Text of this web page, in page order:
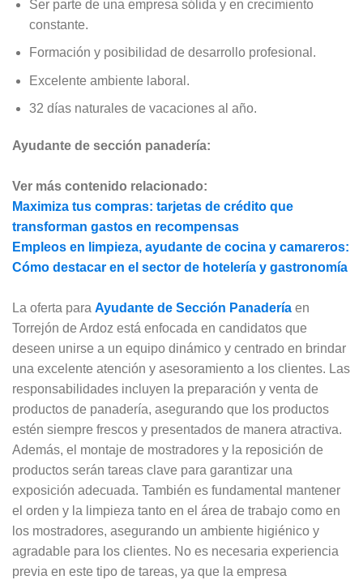
Ser parte de una empresa sólida y en crecimiento
constante.
Formación y posibilidad de desarrollo profesional.
Excelente ambiente laboral.
32 días naturales de vacaciones al año.
Ayudante de sección panadería:
Ver más contenido relacionado:
Maximiza tus compras: tarjetas de crédito que
transforman gastos en recompensas
Empleos en limpieza, ayudante de cocina y camareros:
Cómo destacar en el sector de hotelería y gastronomía
La oferta para Ayudante de Sección Panadería en
Torrejón de Ardoz está enfocada en candidatos que
deseen unirse a un equipo dinámico y centrado en brindar
una excelente atención y asesoramiento a los clientes. Las
responsabilidades incluyen la preparación y venta de
productos de panadería, asegurando que los productos
estén siempre frescos y presentados de manera atractiva.
Además, el montaje de mostradores y la reposición de
productos serán tareas clave para garantizar una
exposición adecuada. También es fundamental mantener
el orden y la limpieza tanto en el área de trabajo como en
los mostradores, asegurando un ambiente higiénico y
agradable para los clientes. No es necesaria experiencia
previa en este tipo de tareas, ya que la empresa